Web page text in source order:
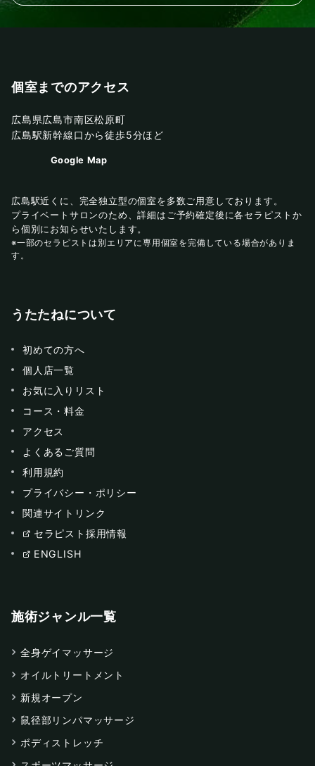
個室までのアクセス
広島県広島市南区松原町
広島駅新幹線口から徒歩5分ほど
Google Map
広島駅近くに、完全独立型の個室を多数ご用意しております。
プライベートサロンのため、詳細はご予約確定後に各セラピストか
ら個別にお知らせいたします。
※一部のセラピストは別エリアに専用個室を完備している場合がありま
す。
うたたねについて
初めての方へ
個人店一覧
お気に入りリスト
コース・料金
アクセス
よくあるご質問
利用規約
プライバシー・ポリシー
関連サイトリンク
セラピスト採用情報
ENGLISH
施術ジャンル一覧
全身ゲイマッサージ
オイルトリートメント
新規オープン
鼠径部リンパマッサージ
ボディストレッチ